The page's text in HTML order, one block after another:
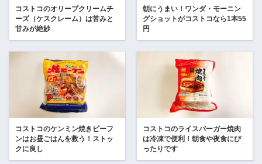
コストコのオリーブクリームチ
ーズ（ケスクレーム）は苦みと
甘みが絶妙
朝にうまい！ワンダ・モーニン
グショットがコストコなら1本55
円
コストコのケンミン焼きビーフ
ンはお昼ごはんを救う！ストッ
クに良し
コストコのライスバーガー焼肉
は冷凍で便利！朝食や夜食にぴ
ったりです